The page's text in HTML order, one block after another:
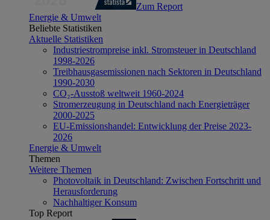
Zum Report
Energie & Umwelt
Beliebte Statistiken
Aktuelle Statistiken
Industriestrompreise inkl. Stromsteuer in Deutschland
1998-2026
Treibhausgasemissionen nach Sektoren in Deutschland
1990-2030
CO₂-Ausstoß weltweit 1960-2024
Stromerzeugung in Deutschland nach Energieträger
2000-2025
EU-Emissionshandel: Entwicklung der Preise 2023-
2026
Energie & Umwelt
Themen
Weitere Themen
Photovoltaik in Deutschland: Zwischen Fortschritt und
Herausforderung
Nachhaltiger Konsum
Top Report